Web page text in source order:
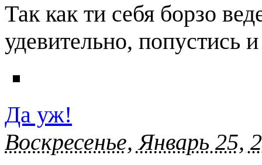
Так как ти себя борзо
удевительно, попустись
Да уж!
Воскресенье, Январь 25,